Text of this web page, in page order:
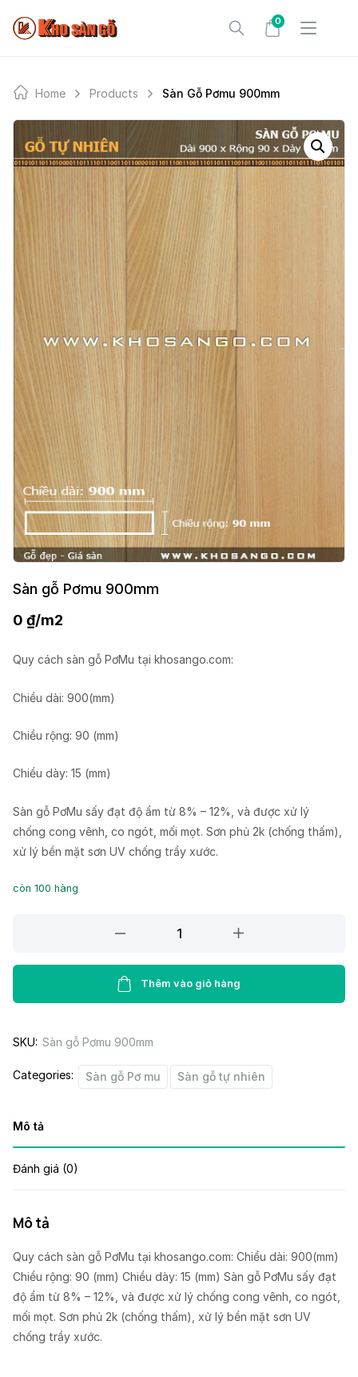
0
Home Products Sàn Gỗ Pơmu 900mm
Sàn gỗ Pơmu 900mm
0 ₫/m2
Quy cách sàn gỗ PơMu tại khosango.com:
Chiều dài: 900(mm)
Chiều rộng: 90 (mm)
Chiều dày: 15 (mm)
Sàn gỗ PơMu sấy đạt độ ẩm từ 8% – 12%, và được xử lý
chống cong vênh, co ngót, mối mọt. Sơn phủ 2k (chống thấm),
xử lý bền mặt sơn UV chống trầy xước.
còn 100 hàng
Pơmu
quantity
Thêm vào giỏ hàng
SKU: Sàn gỗ Pơmu 900mm
Categories: Sàn gỗ Pơ mu Sàn gỗ tự nhiên
Mô tả
Đánh giá (0)
Mô tả
Quy cách sàn gỗ PơMu tại khosango.com: Chiều dài: 900(mm)
Chiều rộng: 90 (mm) Chiều dày: 15 (mm) Sàn gỗ PơMu sấy đạt
độ ẩm từ 8% – 12%, và được xử lý chống cong vênh, co ngót,
mối mọt. Sơn phủ 2k (chống thấm), xử lý bền mặt sơn UV
chống trầy xước.